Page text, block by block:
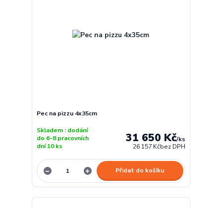
Pec na pizzu 4x35cm
31 650 Kč/ks
26 157 Kčbez DPH
Skladem : dodání
do 6-8 pracovních
dní 10 ks
Přidat do košíku